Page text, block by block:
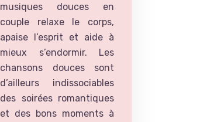
musiques douces en
couple relaxe le corps,
apaise l’esprit et aide à
mieux s’endormir. Les
chansons douces sont
d’ailleurs indissociables
des soirées romantiques
et des bons moments à